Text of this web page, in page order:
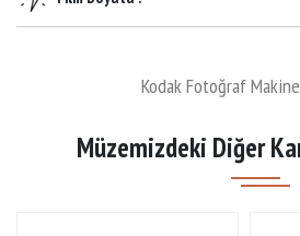
Kodak Fotoğraf
Müzemizdeki Diğer